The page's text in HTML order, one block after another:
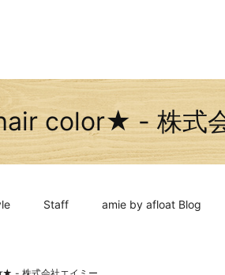
Staff amie by afloat Blog
color★ - 株式